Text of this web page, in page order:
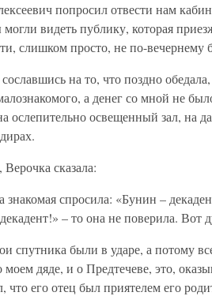
попросил отвести нам
видеть публику, которая
слишком просто, не по-вечернему
на то, что поздно
а денег со мной не
ослепительно освещенный зал, на
сказала:
спросила: «Бунин –
– то она не поверила. Вот
спутника были в ударе, а потому
дяде, и о Предтечеве, это,
его отец был приятелем его